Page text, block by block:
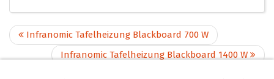
Infranomic Tafelheizung Blackboard 700 W
Infranomic Tafelheizung Blackboard 1400 W